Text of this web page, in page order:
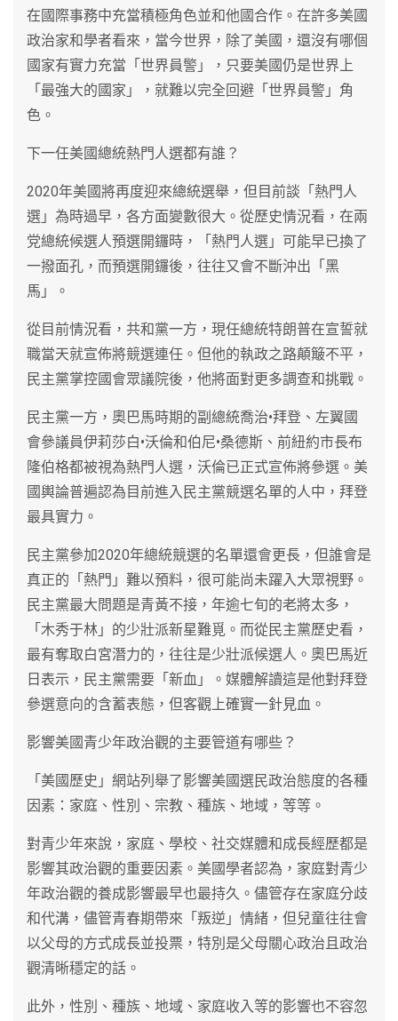
在國際事務中充當積極角色並和他國合作。在許多美國
政治家和學者看來，當今世界，除了美國，還沒有哪個
國家有實力充當「世界員警」，只要美國仍是世界上
「最強大的國家」，就難以完全回避「世界員警」角
色。
下一任美國總統熱門人選都有誰？
2020年美國將再度迎來總統選舉，但目前談「熱門人
選」為時過早，各方面變數很大。從歷史情況看，在兩
党總統候選人預選開鑼時，「熱門人選」可能早已換了
一撥面孔，而預選開鑼後，往往又會不斷沖出「黑
馬」。
從目前情況看，共和黨一方，現任總統特朗普在宣誓就
職當天就宣佈將競選連任。但他的執政之路顛簸不平，
民主黨掌控國會眾議院後，他將面對更多調查和挑戰。
民主黨一方，奧巴馬時期的副總統喬治•拜登、左翼國
會參議員伊莉莎白•沃倫和伯尼•桑德斯、前紐約市長布
隆伯格都被視為熱門人選，沃倫已正式宣佈將參選。美
國輿論普遍認為目前進入民主黨競選名單的人中，拜登
最具實力。
民主黨參加2020年總統競選的名單還會更長，但誰會是
真正的「熱門」難以預料，很可能尚未躍入大眾視野。
民主黨最大問題是青黃不接，年逾七旬的老將太多，
「木秀于林」的少壯派新星難覓。而從民主黨歷史看，
最有奪取白宮潛力的，往往是少壯派候選人。奧巴馬近
日表示，民主黨需要「新血」。媒體解讀這是他對拜登
參選意向的含蓄表態，但客觀上確實一針見血。
影響美國青少年政治觀的主要管道有哪些？
「美國歷史」網站列舉了影響美國選民政治態度的各種
因素：家庭、性別、宗教、種族、地域，等等。
對青少年來說，家庭、學校、社交媒體和成長經歷都是
影響其政治觀的重要因素。美國學者認為，家庭對青少
年政治觀的養成影響最早也最持久。儘管存在家庭分歧
和代溝，儘管青春期帶來「叛逆」情緒，但兒童往往會
以父母的方式成長並投票，特別是父母關心政治且政治
觀清晰穩定的話。
此外，性別、種族、地域、家庭收入等的影響也不容忽